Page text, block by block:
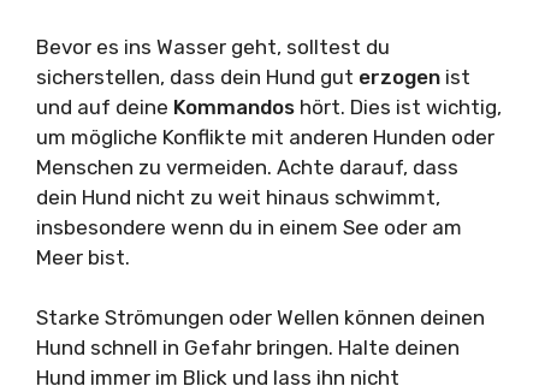
Bevor es ins Wasser geht, solltest du
sicherstellen, dass dein Hund gut erzogen ist
und auf deine Kommandos hört. Dies ist wichtig,
um mögliche Konflikte mit anderen Hunden oder
Menschen zu vermeiden. Achte darauf, dass
dein Hund nicht zu weit hinaus schwimmt,
insbesondere wenn du in einem See oder am
Meer bist.
Starke Strömungen oder Wellen können deinen
Hund schnell in Gefahr bringen. Halte deinen
Hund immer im Blick und lass ihn nicht